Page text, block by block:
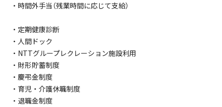
・時間外手当（残業時間に応じて支給）
・定期健康診断
・人間ドック
・NTTグループレクレーション施設利用
・財形貯蓄制度
・慶弔金制度
・育児・介護休職制度
・退職金制度